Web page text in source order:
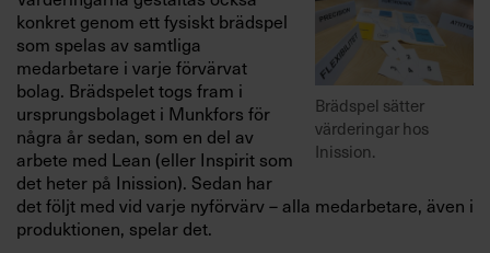
Brädspel sätter
värderingar hos
Inission.
konkret genom ett fysiskt brädspel
som spelas av samtliga
medarbetare i varje förvärvat
bolag. Brädspelet togs fram i
ursprungsbolaget i Munkfors för
några år sedan, som en del av
arbete med Lean (eller Inspirit som
det heter på Inission). Sedan har
det följt med vid varje nyförvärv – alla medarbetare, även i
produktionen, spelar det.